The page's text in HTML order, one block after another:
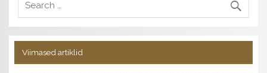
Viimased artiklid